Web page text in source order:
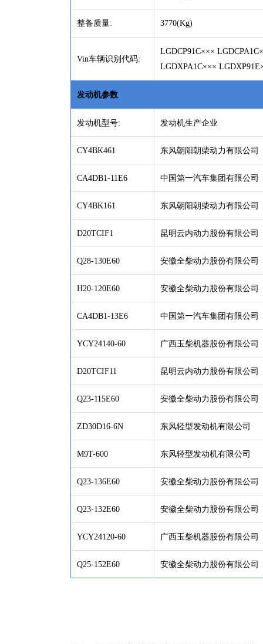
整备质量: 3770(Kg)
Vin车辆识别代码:
LGDCP91C×××
LGDXPA1C×××
发动机参数
发动机型号: 发动机生产企业
CY4BK461 东风朝阳朝柴动力有限公司
CA4DB1-11E6 中国第一汽车集团有限公司
CY4BK161 东风朝阳朝柴动力有限公司
D20TCIF1 昆明云内动力股份有限公司
Q28-130E60 安徽全柴动力股份有限公司
H20-120E60 安徽全柴动力股份有限公司
CA4DB1-13E6 中国第一汽车集团有限公司
YCY24140-60 广西玉柴机器股份有限公司
D20TCIF11 昆明云内动力股份有限公司
Q23-115E60 安徽全柴动力股份有限公司
ZD30D16-6N 东风轻型发动机有限公司
M9T-600 东风轻型发动机有限公司
Q23-136E60 安徽全柴动力股份有限公司
Q23-132E60 安徽全柴动力股份有限公司
YCY24120-60 广西玉柴机器股份有限公司
Q25-152E60 安徽全柴动力股份有限公司